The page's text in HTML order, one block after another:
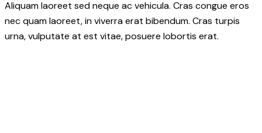
Aliquam laoreet sed neque ac vehicula. Cras congue eros
nec quam laoreet, in viverra erat bibendum. Cras turpis
urna, vulputate at est vitae, posuere lobortis erat.